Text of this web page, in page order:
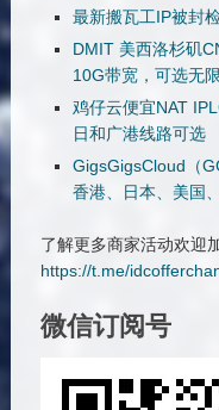
最新搬瓦工IP被封
DMIT 美西洛杉矶
10G带宽，可选无
鸡仔云便宜NAT
日和广港线路可选
GigsGigsCloud（
香港、日本、美国
了解更多商家活动欢迎
https://t.me/
微信订阅号